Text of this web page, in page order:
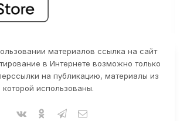
материалов ссылка на сайт
в Интернете возможно только
на публикацию, материалы из
которой использованы.